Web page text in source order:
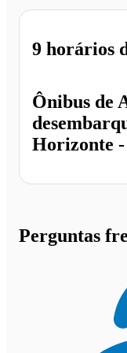
Ônibus de
Horizonte
9 horários
Perguntas